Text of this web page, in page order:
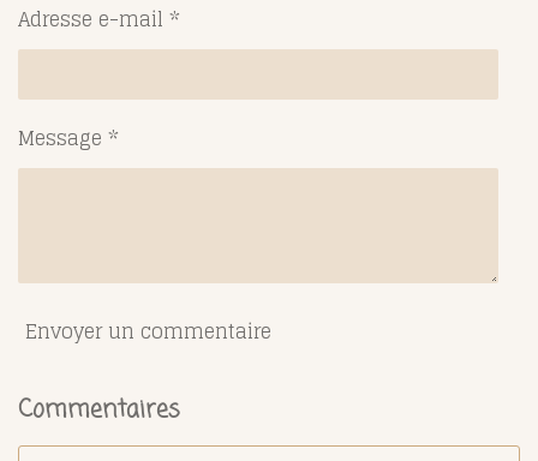
Adresse e-mail *
Message *
Envoyer un commentaire
Commentaires